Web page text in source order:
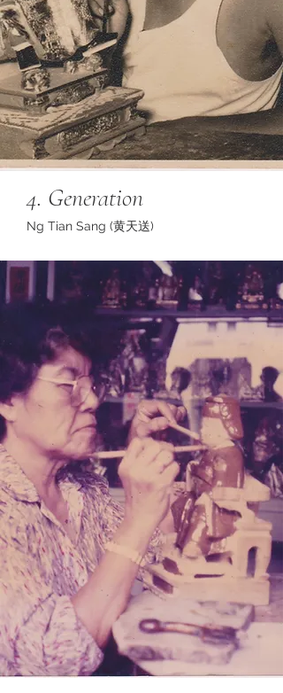
4. Generation
Ng Tian Sang (黄天送)